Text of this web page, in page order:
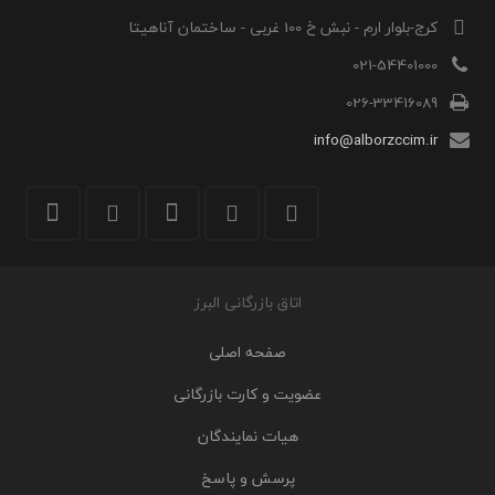
کرج-بلوار ارم - نبش خ 100 غربی - ساختمان آناهیتا
021-54401000
026-33416089
info@alborzccim.ir
اتاق بازرگانی البرز
صفحه اصلی
عضویت و کارت بازرگانی
هیات نمایندگان
پرسش و پاسخ